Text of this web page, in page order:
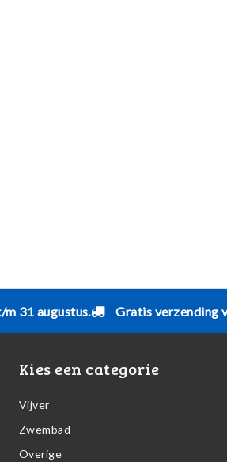
31 augustus. Gratis verzending
Kies een categorie
Vijver
Zwembad
Overige